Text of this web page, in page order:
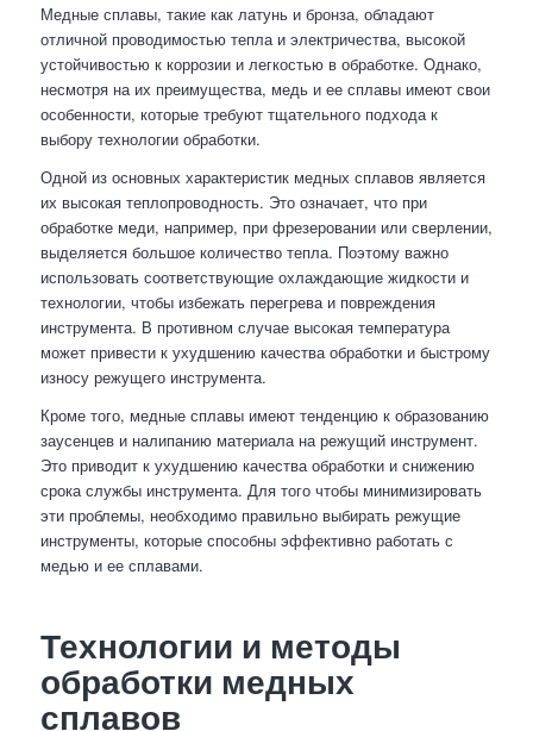
Медные сплавы, такие как латунь и бронза, обладают
отличной проводимостью тепла и электричества, высокой
устойчивостью к коррозии и легкостью в обработке. Однако,
несмотря на их преимущества, медь и ее сплавы имеют свои
особенности, которые требуют тщательного подхода к
выбору технологии обработки.
Одной из основных характеристик медных сплавов является
их высокая теплопроводность. Это означает, что при
обработке меди, например, при фрезеровании или сверлении,
выделяется большое количество тепла. Поэтому важно
использовать соответствующие охлаждающие жидкости и
технологии, чтобы избежать перегрева и повреждения
инструмента. В противном случае высокая температура
может привести к ухудшению качества обработки и быстрому
износу режущего инструмента.
Кроме того, медные сплавы имеют тенденцию к образованию
заусенцев и налипанию материала на режущий инструмент.
Это приводит к ухудшению качества обработки и снижению
срока службы инструмента. Для того чтобы минимизировать
эти проблемы, необходимо правильно выбирать режущие
инструменты, которые способны эффективно работать с
медью и ее сплавами.
Технологии и методы
обработки медных
сплавов